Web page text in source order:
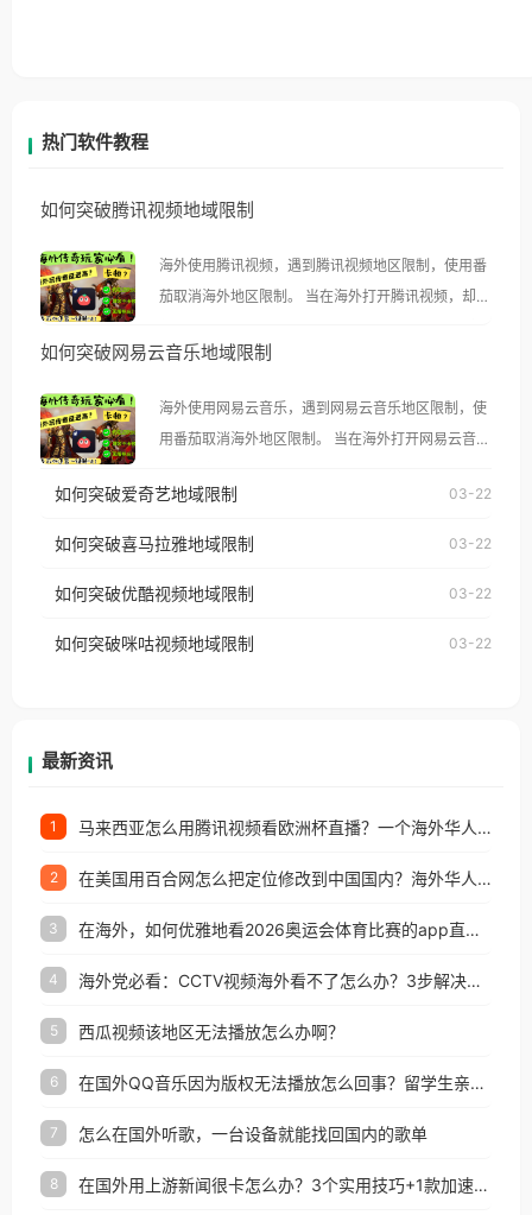
热门软件教程
如何突破腾讯视频地域限制
海外使用腾讯视频，遇到腾讯视频地区限制，使用番
茄取消海外地区限制。 当在海外打开腾讯视频，却突
示语。 海外用户如香港、澳门、台湾、美国、加拿
像其他音乐平台一样，出现地区及版权限制问题，且
仅能在中国大陆地区播放。 遇到这个问题的朋友们，
使用番茄回国加速器，即可解决「海外用户收听腾讯
台湾、美国、加拿大、澳大利亚、欧洲等国家和地区
权限制所困扰。
如何突破网易云音乐地域限制
海外使用网易云音乐，遇到网易云音乐地区限制，使
用番茄取消海外地区限制。 当在海外打开网易云音
播放”的提示语。 海外用户如香港、澳门、台湾、美
国、加拿大、澳大利亚、欧洲等国家和地区时，网易
制问题，且仅能在中国大陆地区播放。 遇到这个问题
户收听网易云音乐地区版权限制」的问题，无论人在
如何突破爱奇艺地域限制 03-22
如何突破喜马拉雅地域限制 03-22
如何突破优酷视频地域限制 03-22
如何突破咪咕视频地域限制 03-22
最新资讯
1 马来西亚怎么用腾讯视频看欧洲杯直播？一个海外华人的真实困扰与破解
2 在美国用百合网怎么把定位修改到中国国内？海外华人必备的回国加速指南
3 在海外，如何优雅地看2026奥运会体育比赛的app直播？
4 海外党必看：CCTV视频海外看不了怎么办？3步解决地区限制+追剧自由
5 西瓜视频该地区无法播放怎么办啊？
6 在国外QQ音乐因为版权无法播放怎么回事？留学生亲测有效的解决办法
7 怎么在国外听歌，一台设备就能找回国内的歌单
8 在国外用上游新闻很卡怎么办？3个实用技巧+1款加速器解决海外看国内内容难题